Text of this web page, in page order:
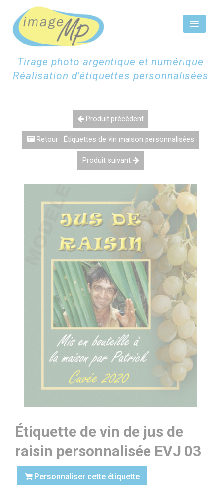
Tirage photo argentique et numérique
Réalisation d'étiquettes personnalisées
ÉTIQUETTES CHAMPAGNE
ÉTIQUETTES PERSONNALISÉES
Produit précédent
Retour : Étiquettes de vin maison personnalisées
Produit suivant
Étiquette de vin de jus de
raisin personnalisée EVJ 03
Personnaliser cette étiquette
Panneau de gestion des cookies